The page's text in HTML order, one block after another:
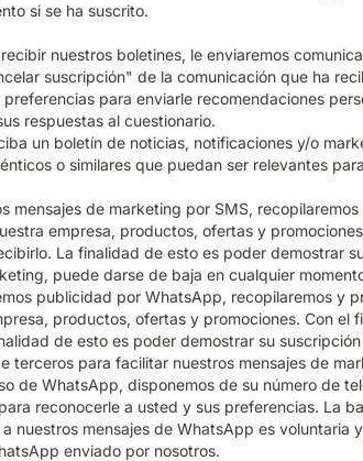
si se ha suscrito.
nuestros boletines, le enviaremos
suscripción" de la comunicación que ha
para enviarle recomendaciones
respuestas al cuestionario.
un boletín de noticias, notificaciones y/o
o similares que puedan ser relevantes
mensajes de marketing por SMS,
empresa, productos, ofertas y
La finalidad de esto es poder demostrar
puede darse de baja en cualquier
publicidad por WhatsApp, recopilaremos y
productos, ofertas y promociones. Con
de esto es poder demostrar su
terceros para facilitar nuestros mensajes de
de WhatsApp, disponemos de su número de
reconocerle a usted y sus preferencias. La
nuestros mensajes de WhatsApp es
enviado por nosotros.